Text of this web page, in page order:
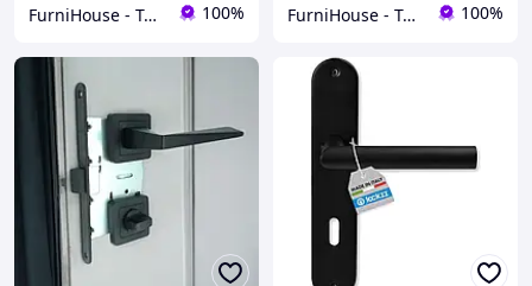
FurniHouse - Товары для дома и сада 100% FurniHouse - Товары для дома и сада 100%